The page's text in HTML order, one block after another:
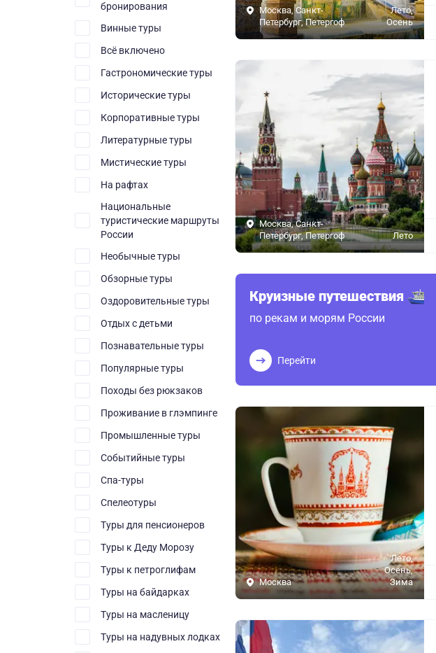
бронирования
Винные туры
Всё включено
Гастрономические туры
Исторические туры
Корпоративные туры
Литературные туры
Мистические туры
На рафтах
Национальные
туристические маршруты
России
Необычные туры
Обзорные туры
Оздоровительные туры
Отдых с детьми
Познавательные туры
Популярные туры
Походы без рюкзаков
Проживание в глэмпинге
Промышленные туры
Событийные туры
Спа-туры
Спелеотуры
Туры для пенсионеров
Туры к Деду Морозу
Туры к петроглифам
Туры на байдарках
Туры на масленицу
Туры на надувных лодках
Москва, Санкт-
Петербург, Петергоф
Лето,
Осень
Москва, Санкт-
Петербург, Петергоф
Лето
Круизные путешествия
по рекам и морям России
Перейти
Москва
Лето,
Осень,
Зима